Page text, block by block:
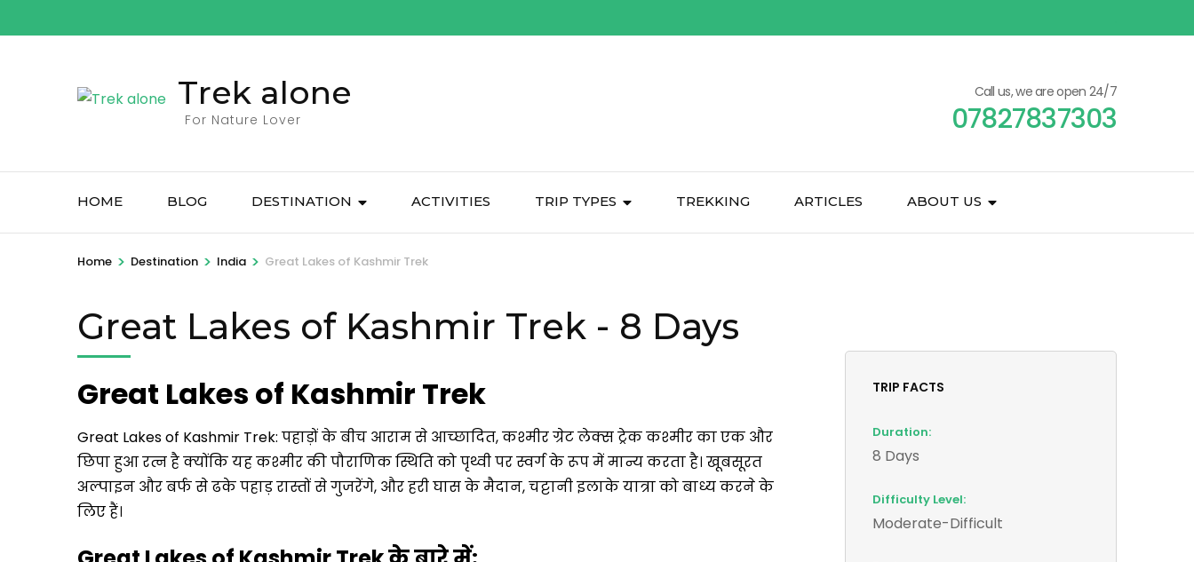
to
Trek alone
For Nature Lover
Call us, we are open 24/7
07827837303
HOME BLOG DESTINATION ACTIVITIES TRIP TYPES TREKKING ARTICLES ABOUT US
Home > Destination > India > Great Lakes of Kashmir Trek
Great Lakes of Kashmir Trek - 8 Days
Great Lakes of Kashmir Trek
Great Lakes of Kashmir Trek: पहाड़ों के बीच आराम से आच्छादित, कश्मीर ग्रेट लेक्स ट्रेक कश्मीर का एक और
छिपा हुआ रत्न है क्योंकि यह कश्मीर की पौराणिक स्थिति को पृथ्वी पर स्वर्ग के रूप में मान्य करता है। खूबसूरत
अल्पाइन और बर्फ से ढके पहाड़ रास्तों से गुजरेंगे, और हरी घास के मैदान, चट्टानी इलाके यात्रा को बाध्य करने के
लिए हैं।
TRIP FACTS
Duration:
8 Days
Difficulty Level:
Moderate-Difficult